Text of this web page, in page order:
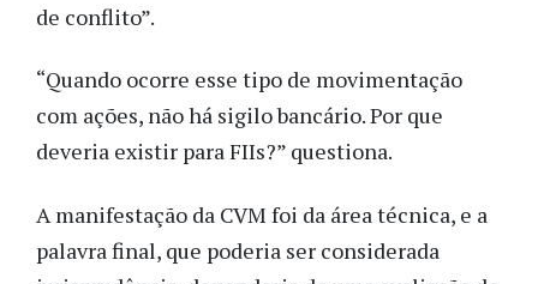
de conflito”.
“Quando ocorre esse tipo de movimentação
com ações, não há sigilo bancário. Por que
deveria existir para FIIs?” questiona.
A manifestação da CVM foi da área técnica, e a
palavra final, que poderia ser considerada